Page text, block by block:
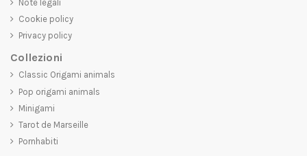
Note legali
Cookie policy
Privacy policy
Collezioni
Classic Origami animals
Pop origami animals
Minigami
Tarot de Marseille
Pornhabiti